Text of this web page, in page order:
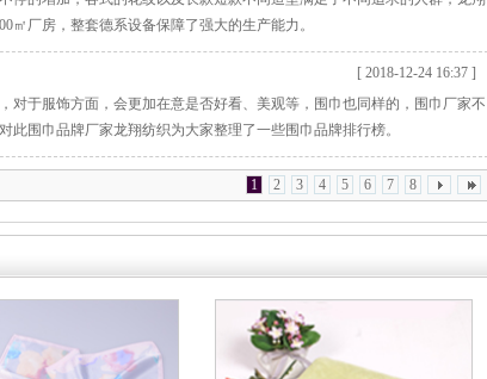
㎡厂房，整套德系设备保障了强大的生产能力。
[ 2018-12-24 16:37 ]
对于服饰方面，会更加在意是否好看、美观等，围巾也同样的，围巾厂家不
围巾品牌厂家龙翔纺织为大家整理了一些围巾品牌排行榜。
1 2 3 4 5 6 7 8